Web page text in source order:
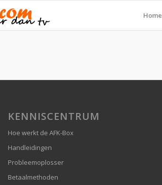
Home
KENNISCENTRUM
Hoe werkt de AFK-Box
Handleidingen
Probleemoplosser
Betaalmethoden